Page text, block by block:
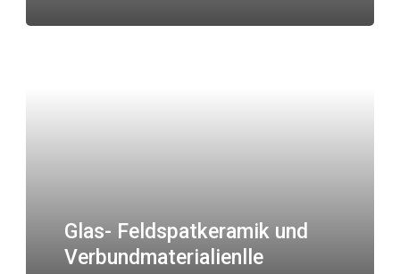
Glas- Feldspatkeramik und
Verbundmaterialienlle